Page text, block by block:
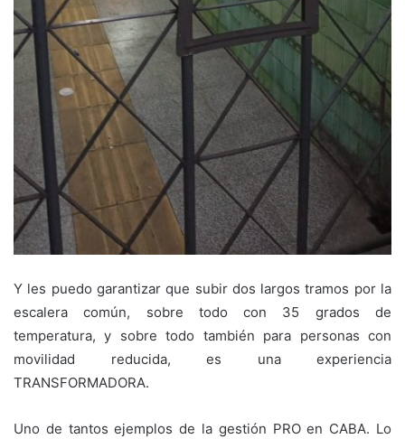
Y les puedo garantizar que subir dos largos tramos por la
escalera común, sobre todo con 35 grados de
temperatura, y sobre todo también para personas con
movilidad reducida, es una experiencia
TRANSFORMADORA.
Uno de tantos ejemplos de la gestión PRO en CABA. Lo